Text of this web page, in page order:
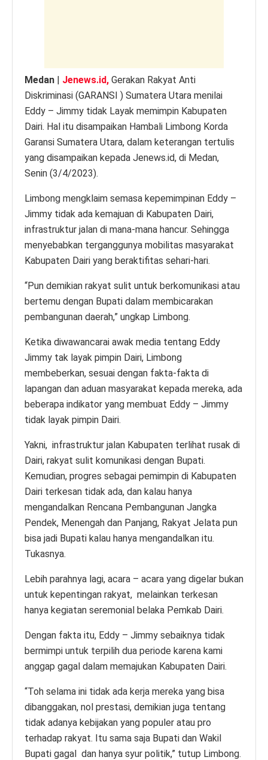
Medan | Jenews.id, Gerakan Rakyat Anti
Diskriminasi (GARANSI ) Sumatera Utara menilai
Eddy – Jimmy tidak Layak memimpin Kabupaten
Dairi. Hal itu disampaikan Hambali Limbong Korda
Garansi Sumatera Utara, dalam keterangan tertulis
yang disampaikan kepada Jenews.id, di Medan,
Senin (3/4/2023).
Limbong mengklaim semasa kepemimpinan Eddy –
Jimmy tidak ada kemajuan di Kabupaten Dairi,
infrastruktur jalan di mana-mana hancur. Sehingga
menyebabkan terganggunya mobilitas masyarakat
Kabupaten Dairi yang beraktifitas sehari-hari.
“Pun demikian rakyat sulit untuk berkomunikasi atau
bertemu dengan Bupati dalam membicarakan
pembangunan daerah,” ungkap Limbong.
Ketika diwawancarai awak media tentang Eddy
Jimmy tak layak pimpin Dairi, Limbong
membeberkan, sesuai dengan fakta-fakta di
lapangan dan aduan masyarakat kepada mereka, ada
beberapa indikator yang membuat Eddy – Jimmy
tidak layak pimpin Dairi.
Yakni, infrastruktur jalan Kabupaten terlihat rusak di
Dairi, rakyat sulit komunikasi dengan Bupati.
Kemudian, progres sebagai pemimpin di Kabupaten
Dairi terkesan tidak ada, dan kalau hanya
mengandalkan Rencana Pembangunan Jangka
Pendek, Menengah dan Panjang, Rakyat Jelata pun
bisa jadi Bupati kalau hanya mengandalkan itu.
Tukasnya.
Lebih parahnya lagi, acara – acara yang digelar bukan
untuk kepentingan rakyat, melainkan terkesan
hanya kegiatan seremonial belaka Pemkab Dairi.
Dengan fakta itu, Eddy – Jimmy sebaiknya tidak
bermimpi untuk terpilih dua periode karena kami
anggap gagal dalam memajukan Kabupaten Dairi.
“Toh selama ini tidak ada kerja mereka yang bisa
dibanggakan, nol prestasi, demikian juga tentang
tidak adanya kebijakan yang populer atau pro
terhadap rakyat. Itu sama saja Bupati dan Wakil
Bupati gagal dan hanya syur politik,” tutup Limbong.